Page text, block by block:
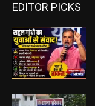
EDITOR PICKS